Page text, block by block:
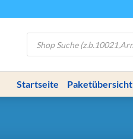
Products
search
Startseite Paketübersicht